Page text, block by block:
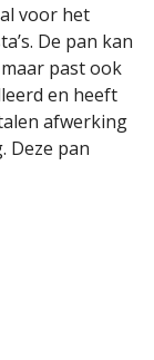
voor het
De pan kan
past ook
en heeft
afwerking
Deze pan